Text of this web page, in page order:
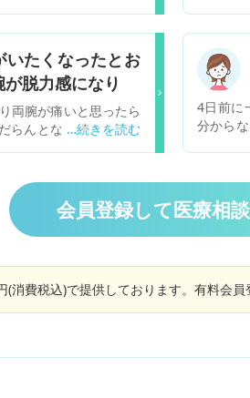
くお願い致します。
嘔吐が
いたくなったとお
脱力感になり
両腕が痛いと思ったら
らんとなった。すぐに
90台になります。
ったりあります。 両親
とても怖いです。50歳
とないですが。脳梗塞
4日前に
分から
けた方
で必要
会員登録して医療相
消費税込)で提供しております。有料会